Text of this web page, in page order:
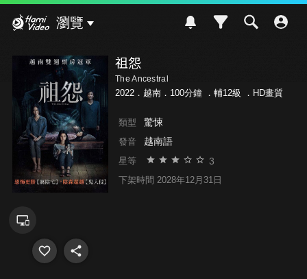
瀏覽
祖怨
The Ancestral
2022．越南．100分鐘 ． 輔12級 ．HD畫質
類型 驚悚
發音 越南語
星等 3
下架時間 2028年12月31日